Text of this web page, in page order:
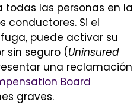
todas las personas en la
conductores. Si el
puede activar su
sin seguro (Uninsured
una reclamación
Board
graves.